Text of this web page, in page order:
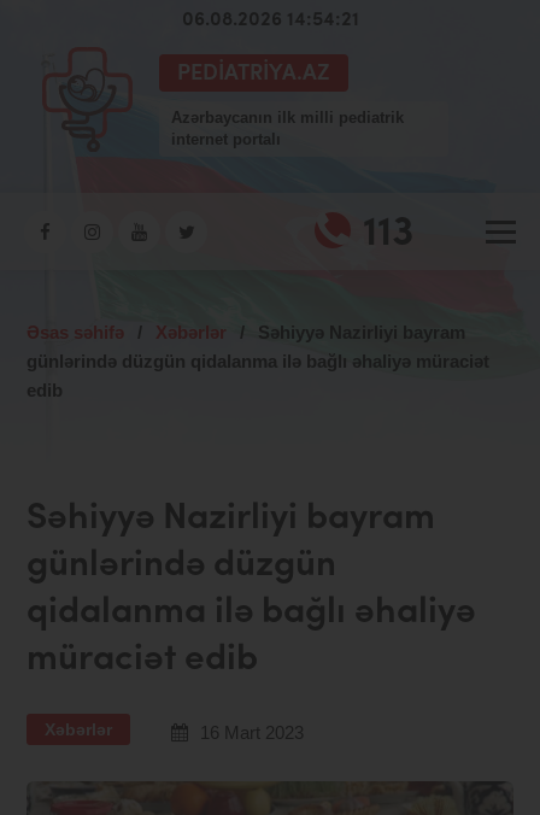
06.08.2026 14:54:21
PEDIATRIYA.AZ
Azərbaycanın ilk milli pediatrik
internet portalı
113
Əsas səhifə / Xəbərlər /
Səhiyyə Nazirliyi bayram
günlərində düzgün qidalanma ilə bağlı əhaliyə müraciət
edib
Səhiyyə Nazirliyi bayram
günlərində düzgün
qidalanma ilə bağlı əhaliyə
müraciət edib
Xəbərlər 16 Mart 2023